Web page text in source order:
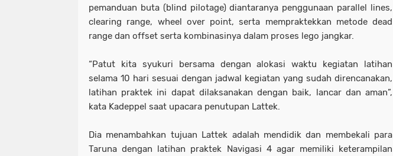
pemanduan buta (blind pilotage) diantaranya penggunaan parallel lines,
clearing range, wheel over point, serta mempraktekkan metode dead
range dan offset serta kombinasinya dalam proses lego jangkar.
“Patut kita syukuri bersama dengan alokasi waktu kegiatan latihan
selama 10 hari sesuai dengan jadwal kegiatan yang sudah direncanakan,
latihan praktek ini dapat dilaksanakan dengan baik, lancar dan aman”,
kata Kadeppel saat upacara penutupan Lattek.
Dia menambahkan tujuan Lattek adalah mendidik dan membekali para
Taruna dengan latihan praktek Navigasi 4 agar memiliki keterampilan